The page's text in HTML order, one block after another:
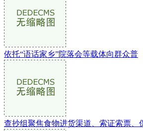
依托“语话家乡”院落会等载体向群众普
查抄组聚焦食物进货渠道、索证索票、